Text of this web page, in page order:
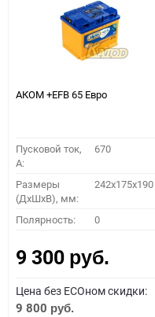
АКОМ +EFB 65 Евро
Пусковой ток,
A:
670
Размеры
(ДхШхВ), мм:
242x175x190
Полярность: 0
9 300 руб.
Цена без ECOном скидки:
9 800 руб.